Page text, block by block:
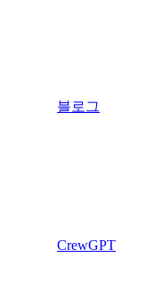
블로그
CrewGPT